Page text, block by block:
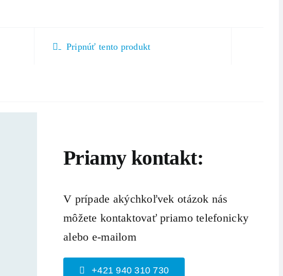
Pripnúť tento produkt
Priamy kontakt:
V prípade akýchkoľvek otázok nás
môžete kontaktovať priamo telefonicky
alebo e-mailom
+421 940 310 730